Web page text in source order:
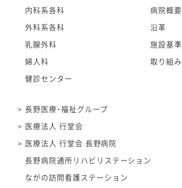
内科系各科
外科系各科
乳腺外科
婦人科
健診センター
病院概要
沿革
施設基準
取り組み
長野医療・福祉グループ
医療法人 行堂会
医療法人 行堂会 長野病院
長野病院通所リハビリステーション
ながの訪問看護ステーション